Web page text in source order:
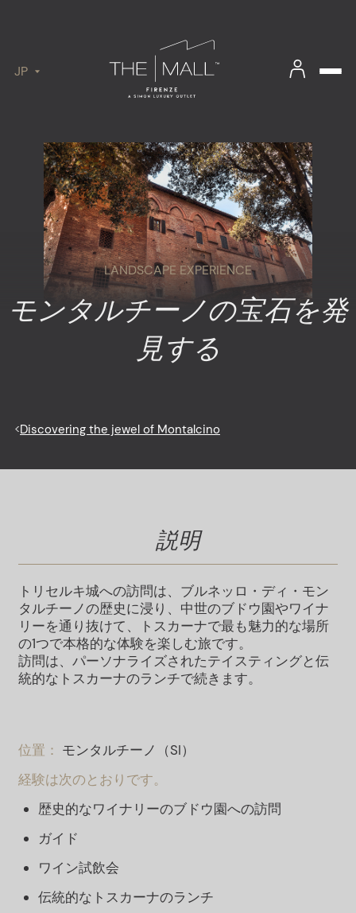
JP
LANDSCAPE EXPERIENCE
モンタルチーノの宝石を発
見する
<Discovering the jewel of Montalcino
説明
トリセルキ城への訪問は、ブルネッロ・ディ・モン
タルチーノの歴史に浸り、中世のブドウ園やワイナ
リーを通り抜けて、トスカーナで最も魅力的な場所
の1つで本格的な体験を楽しむ旅です。
訪問は、パーソナライズされたテイスティングと伝
統的なトスカーナのランチで続きます。
位置： モンタルチーノ（SI）
経験は次のとおりです。
歴史的なワイナリーのブドウ園への訪問
ガイド
ワイン試飲会
伝統的なトスカーナのランチ